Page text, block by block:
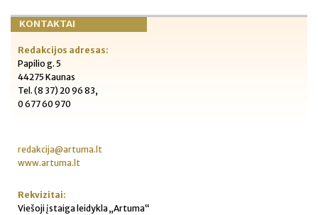
KONTAKTAI
Redakcijos adresas:
Papilio g. 5
44275 Kaunas
Tel. (8 37) 20 96 83,
0 677 60 970
redakcija@artuma.lt
www.artuma.lt
Rekvizitai:
Viešoji įstaiga leidykla „Artuma“